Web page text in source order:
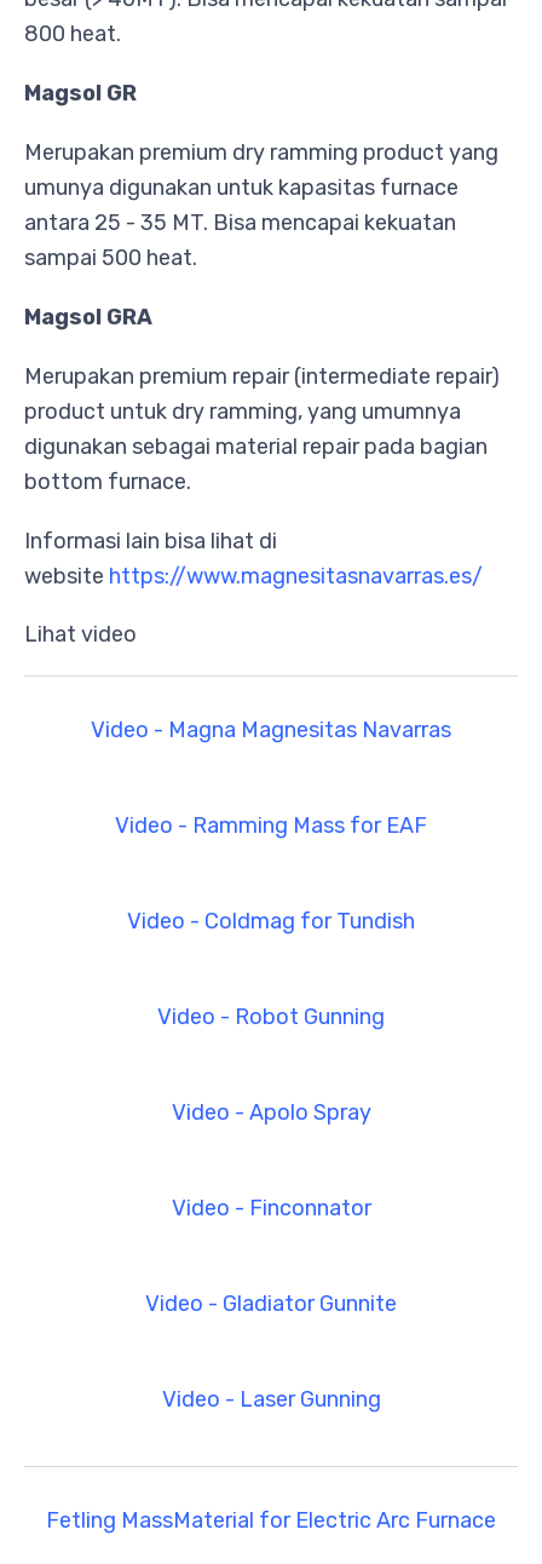
800 heat.
Magsol GR
Merupakan premium dry ramming product yang
umunya digunakan untuk kapasitas furnace
antara 25 - 35 MT. Bisa mencapai kekuatan
sampai 500 heat.
Magsol GRA
Merupakan premium repair (intermediate repair)
product untuk dry ramming, yang umumnya
digunakan sebagai material repair pada bagian
bottom furnace.
Informasi lain bisa lihat di
website https://www.magnesitasnavarras.es/
Lihat video
Video - Magna Magnesitas Navarras
Video - Ramming Mass for EAF
Video - Coldmag for Tundish
Video - Robot Gunning
Video - Apolo Spray
Video - Finconnator
Video - Gladiator Gunnite
Video - Laser Gunning
Fetling MassMaterial for Electric Arc Furnace